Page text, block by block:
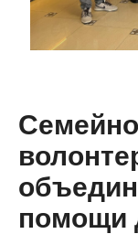
помощи